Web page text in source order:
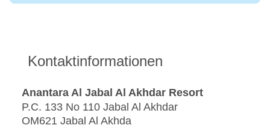
Kontaktinformationen
Anantara Al Jabal Al Akhdar Resort
P.C. 133 No 110 Jabal Al Akhdar
OM621 Jabal Al Akhda